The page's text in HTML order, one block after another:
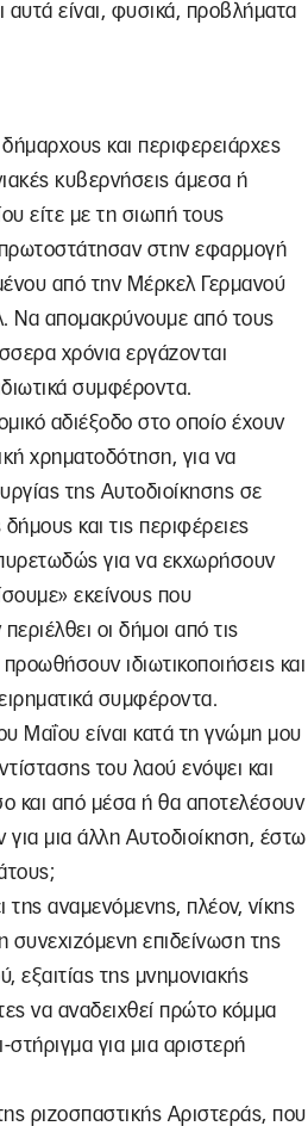
αυτά είναι, φυσικά, προβλήματα
και περιφερειάρχες
κυβερνήσεις άμεσα ή
είτε με τη σιωπή τους
στην εφαρμογή
από την Μέρκελ Γερμανού
Να απομακρύνουμε από τους
χρόνια εργάζονται
συμφέροντα.
αδιέξοδο στο οποίο έχουν
χρηματοδότηση, για να
της Αυτοδιοίκησης σε
και τις περιφέρειες
για να εκχωρήσουν
εκείνους που
οι δήμοι από τις
ιδιωτικοποιήσεις και
συμφέροντα.
Μαΐου είναι κατά τη γνώμη μου
του λαού ενόψει και
και από μέσα ή θα αποτελέσουν
μια άλλη Αυτοδιοίκηση, έστω
της αναμενόμενης, πλέον, νίκης
συνεχιζόμενη επιδείνωση της
εξαιτίας της μνημονιακής
να αναδειχθεί πρώτο κόμμα
στήριγμα για μια αριστερή
ριζοσπαστικής Αριστεράς, που